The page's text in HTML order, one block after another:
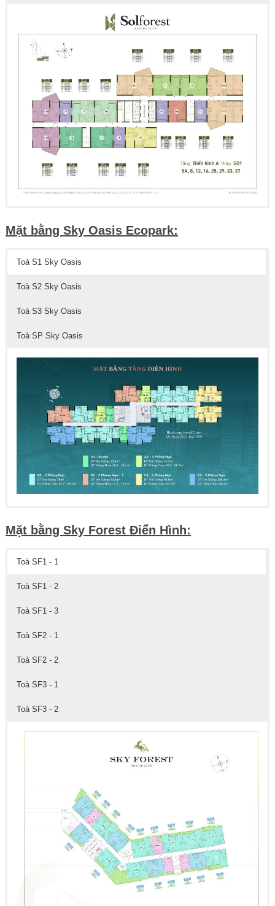
Mặt bằng Sky Oasis Ecopark:
Toà S1 Sky Oasis
Toà S2 Sky Oasis
Toà S3 Sky Oasis
Toà SP Sky Oasis
Mặt bằng Sky Forest Điển Hình:
Toà SF1 - 1
Toà SF1 - 2
Toà SF1 - 3
Toà SF2 - 1
Toà SF2 - 2
Toà SF3 - 1
Toà SF3 - 2